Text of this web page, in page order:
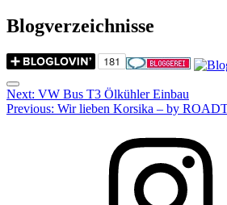
Blogverzeichnisse
Menu
Post
navigation
Next: VW Bus T3 Ölkühler Einbau
Previous: Wir lieben Korsika – by